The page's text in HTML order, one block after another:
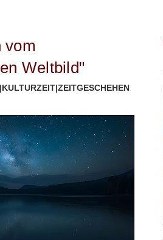
vom
Weltbild"
|KULTURZEIT|ZEITGESCHEHEN